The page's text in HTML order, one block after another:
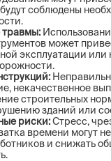
соблюдены
травмы:
может
эксплуатации или
некачественное
строительных
зданий или
риски:Стресс,
времени могут
и снижать